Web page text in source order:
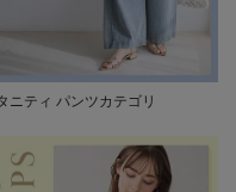
ニティ パンツカテゴリ